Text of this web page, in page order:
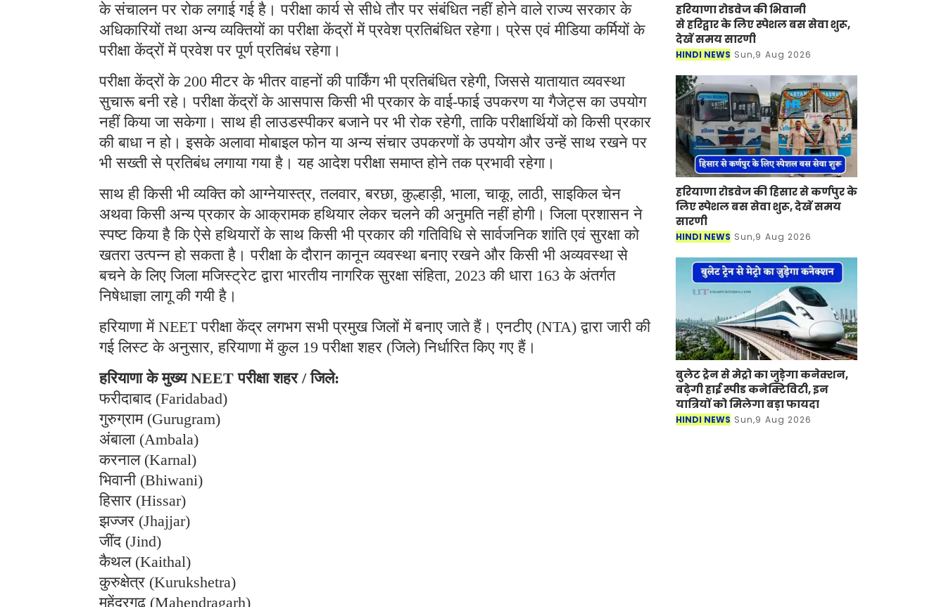
के संचालन पर रोक लगाई गई है। परीक्षा कार्य से सीधे तौर पर संबंधित नहीं होने वाले राज्य सरकार के
अधिकारियों तथा अन्य व्यक्तियों का परीक्षा केंद्रों में प्रवेश प्रतिबंधित रहेगा। प्रेस एवं मीडिया कर्मियों के
परीक्षा केंद्रों में प्रवेश पर पूर्ण प्रतिबंध रहेगा।
परीक्षा केंद्रों के 200 मीटर के भीतर वाहनों की पार्किंग भी प्रतिबंधित रहेगी, जिससे यातायात व्यवस्था
सुचारू बनी रहे। परीक्षा केंद्रों के आसपास किसी भी प्रकार के वाई-फाई उपकरण या गैजेट्स का उपयोग
नहीं किया जा सकेगा। साथ ही लाउडस्पीकर बजाने पर भी रोक रहेगी, ताकि परीक्षार्थियों को किसी प्रकार
की बाधा न हो। इसके अलावा मोबाइल फोन या अन्य संचार उपकरणों के उपयोग और उन्हें साथ रखने पर
भी सख्ती से प्रतिबंध लगाया गया है। यह आदेश परीक्षा समाप्त होने तक प्रभावी रहेगा।
साथ ही किसी भी व्यक्ति को आग्नेयास्त्र, तलवार, बरछा, कुल्हाड़ी, भाला, चाकू, लाठी, साइकिल चेन
अथवा किसी अन्य प्रकार के आक्रामक हथियार लेकर चलने की अनुमति नहीं होगी। जिला प्रशासन ने
स्पष्ट किया है कि ऐसे हथियारों के साथ किसी भी प्रकार की गतिविधि से सार्वजनिक शांति एवं सुरक्षा को
खतरा उत्पन्न हो सकता है। परीक्षा के दौरान कानून व्यवस्था बनाए रखने और किसी भी अव्यवस्था से
बचने के लिए जिला मजिस्ट्रेट द्वारा भारतीय नागरिक सुरक्षा संहिता, 2023 की धारा 163 के अंतर्गत
निषेधाज्ञा लागू की गयी है।
हरियाणा में NEET परीक्षा केंद्र लगभग सभी प्रमुख जिलों में बनाए जाते हैं। एनटीए (NTA) द्वारा जारी की
गई लिस्ट के अनुसार, हरियाणा में कुल 19 परीक्षा शहर (जिले) निर्धारित किए गए हैं।
हरियाणा के मुख्य NEET परीक्षा शहर / जिले:
फरीदाबाद (Faridabad)
गुरुग्राम (Gurugram)
अंबाला (Ambala)
करनाल (Karnal)
भिवानी (Bhiwani)
हिसार (Hissar)
झज्जर (Jhajjar)
जींद (Jind)
कैथल (Kaithal)
कुरुक्षेत्र (Kurukshetra)
महेंद्रगढ़ (Mahendragarh)
हरियाणा रोडवेज की भिवानी
से हरिद्वार के लिए स्पेशल बस सेवा शुरू,
देखें समय सारणी
HINDI NEWS Sun,9 Aug 2026
हरियाणा रोडवेज की हिसार से कर्णपुर के
लिए स्पेशल बस सेवा शुरू, देखें समय
सारणी
HINDI NEWS Sun,9 Aug 2026
बुलेट ट्रेन से मेट्रो का जुड़ेगा कनेक्शन,
बढ़ेगी हाई स्पीड कनेक्टिविटी, इन
यात्रियों को मिलेगा बड़ा फायदा
HINDI NEWS Sun,9 Aug 2026